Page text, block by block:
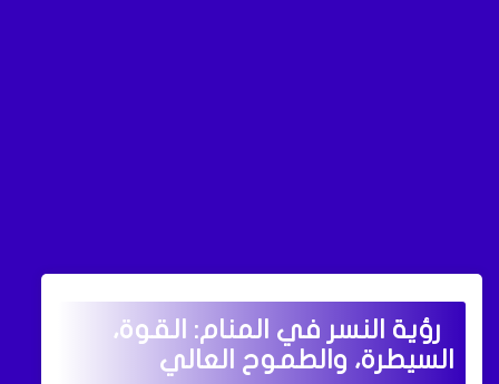
رؤية النسر في المنام: القوة،
السيطرة، والطموح العالي